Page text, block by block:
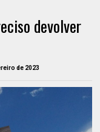
devolver
de 2023